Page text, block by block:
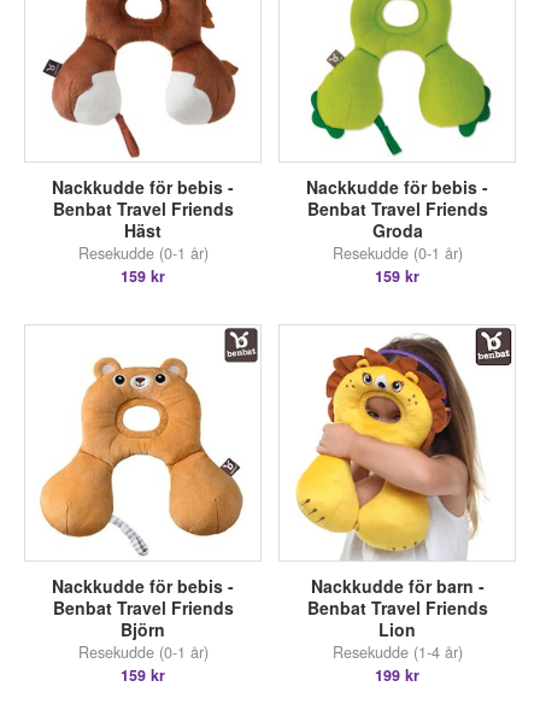
Nackkudde för bebis -
Benbat Travel Friends
Häst
Resekudde (0-1 år)
159 kr
Nackkudde för bebis -
Benbat Travel Friends
Groda
Resekudde (0-1 år)
159 kr
Nackkudde för bebis -
Benbat Travel Friends
Björn
Resekudde (0-1 år)
159 kr
Nackkudde för barn -
Benbat Travel Friends
Lion
Resekudde (1-4 år)
199 kr